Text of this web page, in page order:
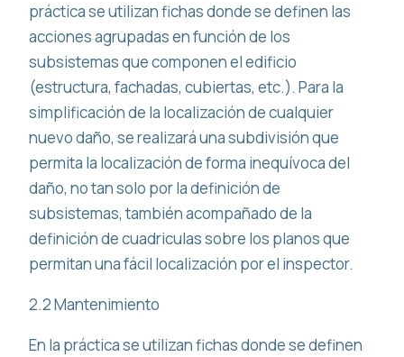
práctica se utilizan fichas donde se definen las
acciones agrupadas en función de los
subsistemas que componen el edificio
(estructura, fachadas, cubiertas, etc.). Para la
simplificación de la localización de cualquier
nuevo daño, se realizará una subdivisión que
permita la localización de forma inequívoca del
daño, no tan solo por la definición de
subsistemas, también acompañado de la
definición de cuadriculas sobre los planos que
permitan una fácil localización por el inspector.
2.2 Mantenimiento
En la práctica se utilizan fichas donde se definen